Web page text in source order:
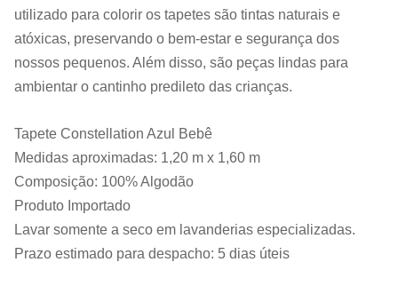
utilizado para colorir os tapetes são tintas naturais e
atóxicas, preservando o bem-estar e segurança dos
nossos pequenos. Além disso, são peças lindas para
ambientar o cantinho predileto das crianças.
Tapete Constellation Azul Bebê
Medidas aproximadas: 1,20 m x 1,60 m
Composição: 100% Algodão
Produto Importado
Lavar somente a seco em lavanderias especializadas.
Prazo estimado para despacho: 5 dias úteis